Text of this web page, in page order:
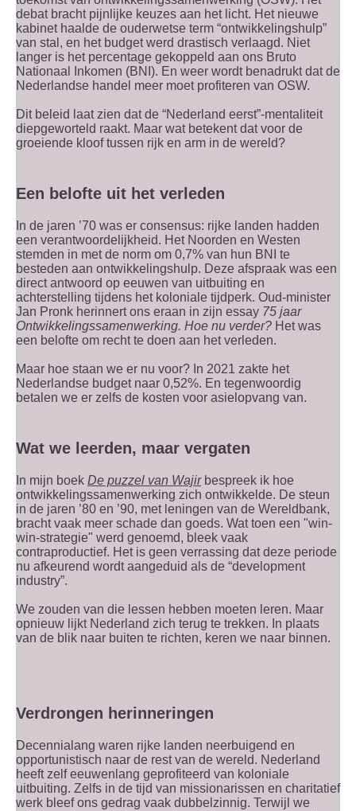
debat bracht pijnlijke keuzes aan het licht. Het nieuwe
kabinet haalde de ouderwetse term “ontwikkelingshulp”
van stal, en het budget werd drastisch verlaagd. Niet
langer is het percentage gekoppeld aan ons Bruto
Nationaal Inkomen (BNI). En weer wordt benadrukt dat de
Nederlandse handel meer moet profiteren van OSW.
Dit beleid laat zien dat de “Nederland eerst”-mentaliteit
diepgeworteld raakt. Maar wat betekent dat voor de
groeiende kloof tussen rijk en arm in de wereld?
Een belofte uit het verleden
In de jaren ’70 was er consensus: rijke landen hadden
een verantwoordelijkheid. Het Noorden en Westen
stemden in met de norm om 0,7% van hun BNI te
besteden aan ontwikkelingshulp. Deze afspraak was een
direct antwoord op eeuwen van uitbuiting en
achterstelling tijdens het koloniale tijdperk. Oud-minister
Jan Pronk herinnert ons eraan in zijn essay 75 jaar
Ontwikkelingssamenwerking. Hoe nu verder? Het was
een belofte om recht te doen aan het verleden.
Maar hoe staan we er nu voor? In 2021 zakte het
Nederlandse budget naar 0,52%. En tegenwoordig
betalen we er zelfs de kosten voor asielopvang van.
Wat we leerden, maar vergaten
In mijn boek De puzzel van Wajirbespreek ik hoe
ontwikkelingssamenwerking zich ontwikkelde. De steun
in de jaren ’80 en ’90, met leningen van de Wereldbank,
bracht vaak meer schade dan goeds. Wat toen een "win-
win-strategie" werd genoemd, bleek vaak
contraproductief. Het is geen verrassing dat deze periode
nu afkeurend wordt aangeduid als de “development
industry”.
We zouden van die lessen hebben moeten leren. Maar
opnieuw lijkt Nederland zich terug te trekken. In plaats
van de blik naar buiten te richten, keren we naar binnen.
Verdrongen herinneringen
Decennialang waren rijke landen neerbuigend en
opportunistisch naar de rest van de wereld. Nederland
heeft zelf eeuwenlang geprofiteerd van koloniale
uitbuiting. Zelfs in de tijd van missionarissen en charitatief
werk bleef ons gedrag vaak dubbelzinnig. Terwijl we